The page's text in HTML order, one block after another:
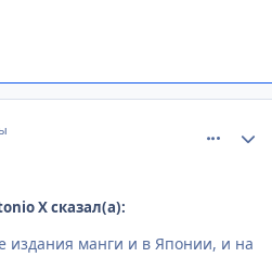
X сказал(а):
издания манги и в Японии, и на